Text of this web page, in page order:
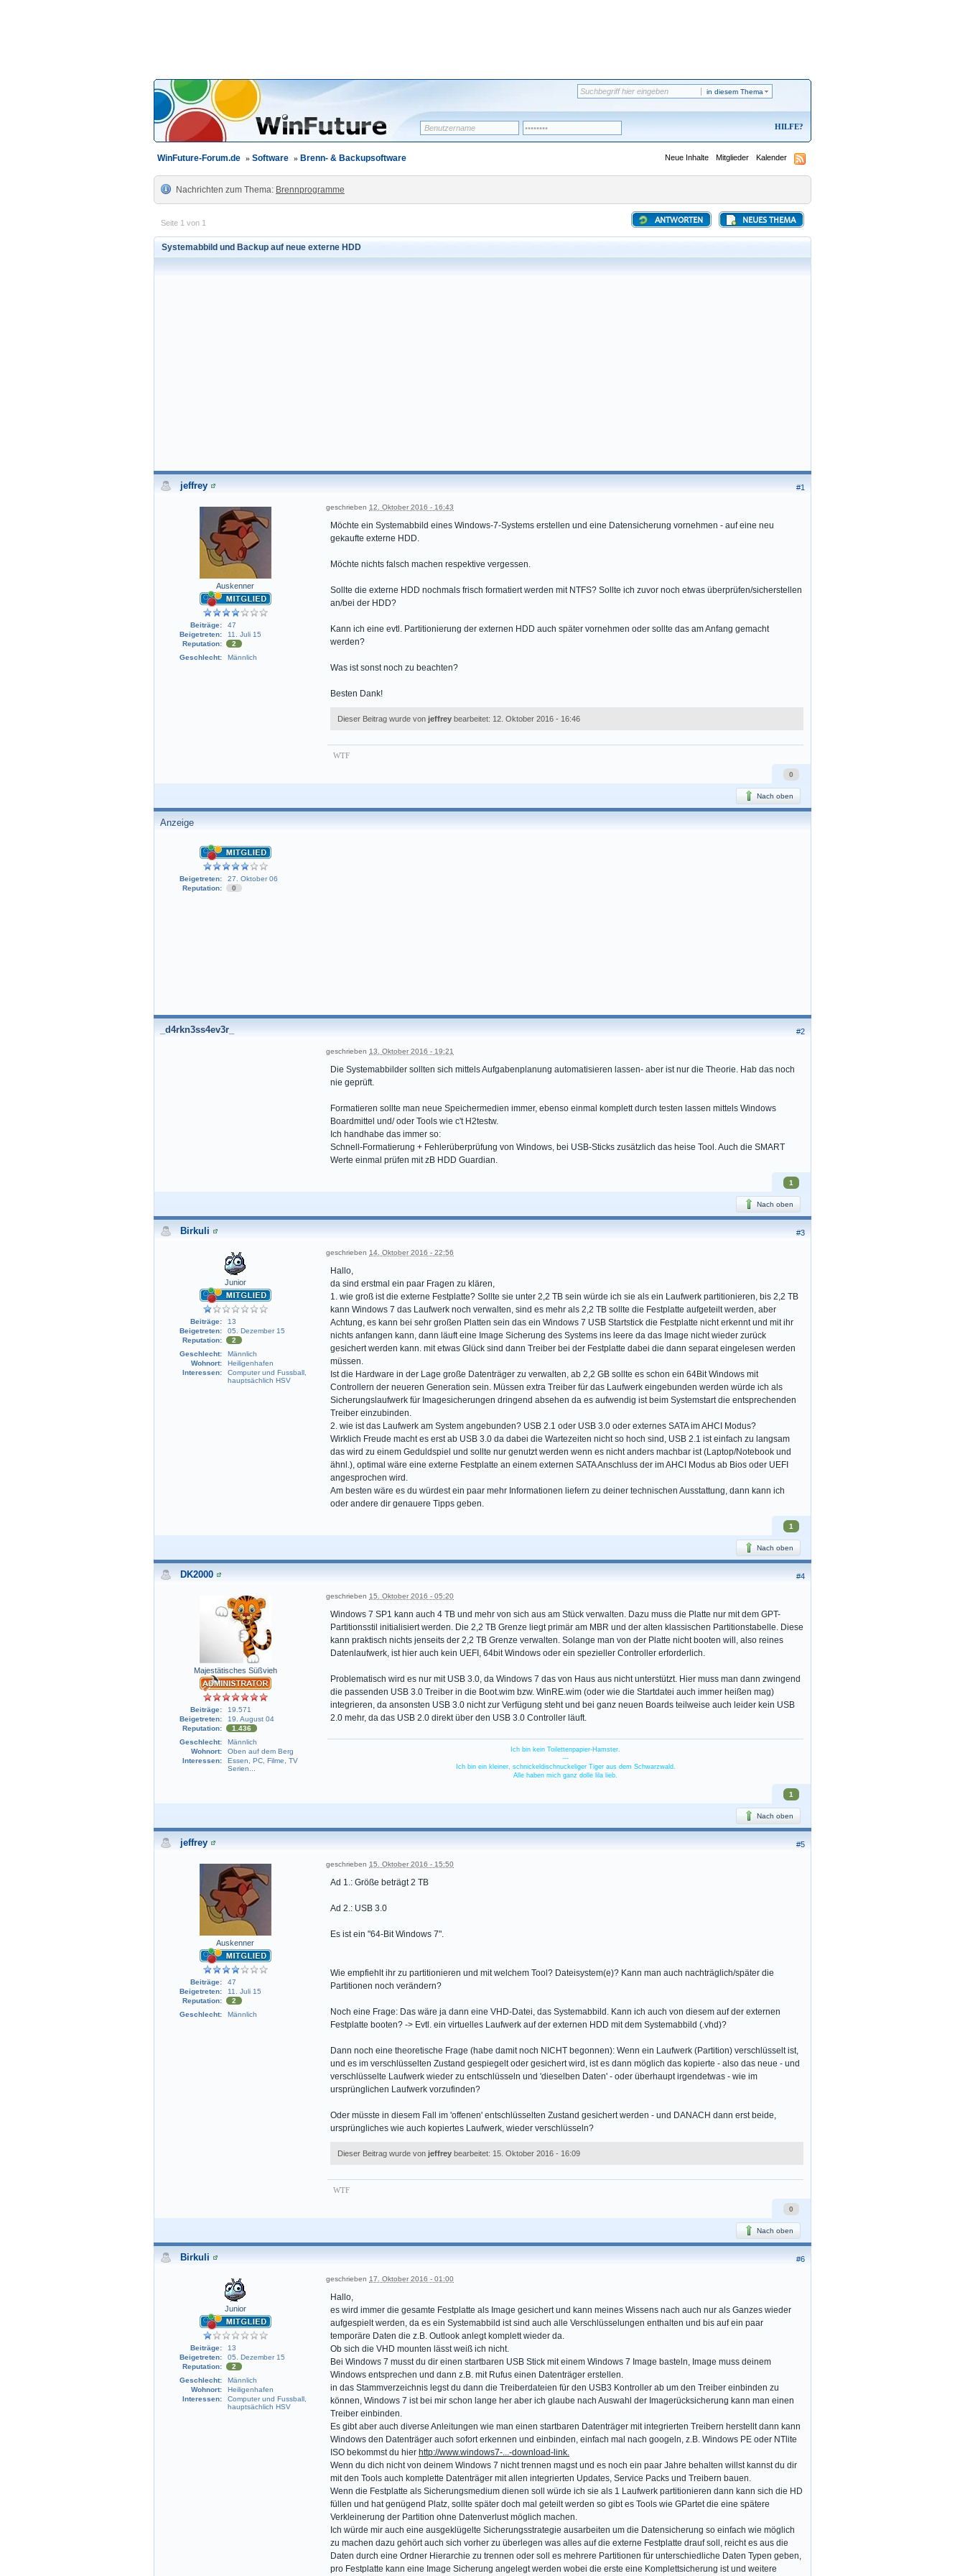
in diesem Thema
HILFE
WinFuture-Forum.de » Software » Brenn- & Backupsoftware Neue Inhalte Mitglieder Kalender
Nachrichten zum Thema: Brennprogramme
Seite 1 von 1 NEUES THEMA
ANTWORTEN
Systemabbild und Backup auf neue externe HDD
#1
jeffrey
Auskenner
Beiträge:
47
Beigetreten:
11. Juli 15
Reputation:
2
Geschlecht:
Männlich
geschrieben 12. Oktober 2016 - 16:43
Möchte ein Systemabbild eines Windows-7-Systems erstellen und eine Datensicherung vornehmen - auf eine neu
gekaufte externe HDD.
Möchte nichts falsch machen respektive vergessen.
Sollte die externe HDD nochmals frisch formatiert werden mit NTFS? Sollte ich zuvor noch etwas überprüfen/sicherstellen
an/bei der HDD?
Kann ich eine evtl. Partitionierung der externen HDD auch später vornehmen oder sollte das am Anfang gemacht
werden?
Was ist sonst noch zu beachten?
Besten Dank!
Dieser Beitrag wurde von jeffrey bearbeitet: 12. Oktober 2016 - 16:46
WTF
0
Nach oben
Anzeige
Beigetreten:
27. Oktober 06
Reputation:
0
#2
_d4rkn3ss4ev3r_
geschrieben 13. Oktober 2016 - 19:21
Die Systemabbilder sollten sich mittels Aufgabenplanung automatisieren lassen- aber ist nur die Theorie. Hab das noch
nie geprüft.
Formatieren sollte man neue Speichermedien immer, ebenso einmal komplett durch testen lassen mittels Windows
Boardmittel und/ oder Tools wie c't H2testw.
Ich handhabe das immer so:
Schnell-Formatierung + Fehlerüberprüfung von Windows, bei USB-Sticks zusätzlich das heise Tool. Auch die SMART
Werte einmal prüfen mit zB HDD Guardian.
1
Nach oben
#3
Birkuli
Junior
Beiträge:
13
Beigetreten:
05. Dezember 15
Reputation:
2
Geschlecht:
Männlich
Wohnort:
Heiligenhafen
Interessen:
Computer und Fussball,
hauptsächlich HSV
geschrieben 14. Oktober 2016 - 22:56
Hallo,
da sind erstmal ein paar Fragen zu klären,
1. wie groß ist die externe Festplatte? Sollte sie unter 2,2 TB sein würde ich sie als ein Laufwerk partitionieren, bis 2,2 TB
kann Windows 7 das Laufwerk noch verwalten, sind es mehr als 2,2 TB sollte die Festplatte aufgeteilt werden, aber
Achtung, es kann bei sehr großen Platten sein das ein Windows 7 USB Startstick die Festplatte nicht erkennt und mit ihr
nichts anfangen kann, dann läuft eine Image Sicherung des Systems ins leere da das Image nicht wieder zurück
gesichert werden kann. mit etwas Glück sind dann Treiber bei der Festplatte dabei die dann separat eingelesen werden
müssen.
Ist die Hardware in der Lage große Datenträger zu verwalten, ab 2,2 GB sollte es schon ein 64Bit Windows mit
Controllern der neueren Generation sein. Müssen extra Treiber für das Laufwerk eingebunden werden würde ich als
Sicherungslaufwerk für Imagesicherungen dringend absehen da es aufwendig ist beim Systemstart die entsprechenden
Treiber einzubinden.
2. wie ist das Laufwerk am System angebunden? USB 2.1 oder USB 3.0 oder externes SATA im AHCI Modus?
Wirklich Freude macht es erst ab USB 3.0 da dabei die Wartezeiten nicht so hoch sind, USB 2.1 ist einfach zu langsam
das wird zu einem Geduldspiel und sollte nur genutzt werden wenn es nicht anders machbar ist (Laptop/Notebook und
ähnl.), optimal wäre eine externe Festplatte an einem externen SATA Anschluss der im AHCI Modus ab Bios oder UEFI
angesprochen wird.
Am besten wäre es du würdest ein paar mehr Informationen liefern zu deiner technischen Ausstattung, dann kann ich
oder andere dir genauere Tipps geben.
1
Nach oben
#4
DK2000
Majestätisches Süßvieh
Beiträge:
19.571
Beigetreten:
19. August 04
Reputation:
1.436
Geschlecht:
Männlich
Wohnort:
Oben auf dem Berg
Interessen:
Essen, PC, Filme, TV
Serien...
geschrieben 15. Oktober 2016 - 05:20
Windows 7 SP1 kann auch 4 TB und mehr von sich aus am Stück verwalten. Dazu muss die Platte nur mit dem GPT-
Partitionsstil initialisiert werden. Die 2,2 TB Grenze liegt primär am MBR und der alten klassischen Partitionstabelle. Diese
kann praktisch nichts jenseits der 2,2 TB Grenze verwalten. Solange man von der Platte nicht booten will, also reines
Datenlaufwerk, ist hier auch kein UEFI, 64bit Windows oder ein spezieller Controller erforderlich.
Problematisch wird es nur mit USB 3.0, da Windows 7 das von Haus aus nicht unterstützt. Hier muss man dann zwingend
die passenden USB 3.0 Treiber in die Boot.wim bzw. WinRE.wim (oder wie die Startdatei auch immer heißen mag)
integrieren, da ansonsten USB 3.0 nicht zur Verfügung steht und bei ganz neuen Boards teilweise auch leider kein USB
2.0 mehr, da das USB 2.0 direkt über den USB 3.0 Controller läuft.
Ich bin kein Toilettenpapier-Hamster.
---
Ich bin ein kleiner, schnickeldischnuckeliger Tiger aus dem Schwarzwald.
Alle haben mich ganz dolle lila lieb.
1
Nach oben
#5
jeffrey
Auskenner
Beiträge:
47
Beigetreten:
11. Juli 15
Reputation:
2
Geschlecht:
Männlich
geschrieben 15. Oktober 2016 - 15:50
Ad 1.: Größe beträgt 2 TB
Ad 2.: USB 3.0
Es ist ein "64-Bit Windows 7".
Wie empfiehlt ihr zu partitionieren und mit welchem Tool? Dateisystem(e)? Kann man auch nachträglich/später die
Partitionen noch verändern?
Noch eine Frage: Das wäre ja dann eine VHD-Datei, das Systemabbild. Kann ich auch von diesem auf der externen
Festplatte booten? -> Evtl. ein virtuelles Laufwerk auf der externen HDD mit dem Systemabbild (.vhd)?
Dann noch eine theoretische Frage (habe damit noch NICHT begonnen): Wenn ein Laufwerk (Partition) verschlüsselt ist,
und es im verschlüsselten Zustand gespiegelt oder gesichert wird, ist es dann möglich das kopierte - also das neue - und
verschlüsselte Laufwerk wieder zu entschlüsseln und 'dieselben Daten' - oder überhaupt irgendetwas - wie im
ursprünglichen Laufwerk vorzufinden?
Oder müsste in diesem Fall im 'offenen' entschlüsselten Zustand gesichert werden - und DANACH dann erst beide,
ursprüngliches wie auch kopiertes Laufwerk, wieder verschlüsseln?
Dieser Beitrag wurde von jeffrey bearbeitet: 15. Oktober 2016 - 16:09
WTF
0
Nach oben
#6
Birkuli
Junior
Beiträge:
13
Beigetreten:
05. Dezember 15
Reputation:
2
Geschlecht:
Männlich
Wohnort:
Heiligenhafen
Interessen:
Computer und Fussball,
hauptsächlich HSV
geschrieben 17. Oktober 2016 - 01:00
Hallo,
es wird immer die gesamte Festplatte als Image gesichert und kann meines Wissens nach auch nur als Ganzes wieder
aufgespielt werden, da es ein Systemabbild ist sind auch alle Verschlüsselungen enthalten und bis auf ein paar
temporäre Daten die z.B. Outlook anlegt komplett wieder da.
Ob sich die VHD mounten lässt weiß ich nicht.
Bei Windows 7 musst du dir einen startbaren USB Stick mit einem Windows 7 Image basteln, Image muss deinem
Windows entsprechen und dann z.B. mit Rufus einen Datenträger erstellen.
in das Stammverzeichnis legst du dann die Treiberdateien für den USB3 Kontroller ab um den Treiber einbinden zu
können, Windows 7 ist bei mir schon lange her aber ich glaube nach Auswahl der Imagerücksicherung kann man einen
Treiber einbinden.
Es gibt aber auch diverse Anleitungen wie man einen startbaren Datenträger mit integrierten Treibern herstellt dann kann
Windows den Datenträger auch sofort erkennen und einbinden, einfach mal nach googeln, z.B. Windows PE oder NTlite
ISO bekommst du hier http://www.windows7-...-download-link.
Wenn du dich nicht von deinem Windows 7 nicht trennen magst und es noch ein paar Jahre behalten willst kannst du dir
mit den Tools auch komplette Datenträger mit allen integrierten Updates, Service Packs und Treibern bauen.
Wenn die Festplatte als Sicherungsmedium dienen soll würde ich sie als 1 Laufwerk partitionieren dann kann sich die HD
füllen und hat genügend Platz, sollte später doch mal geteilt werden so gibt es Tools wie GPartet die eine spätere
Verkleinerung der Partition ohne Datenverlust möglich machen.
Ich würde mir auch eine ausgeklügelte Sicherungsstrategie ausarbeiten um die Datensicherung so einfach wie möglich
zu machen dazu gehört auch sich vorher zu überlegen was alles auf die externe Festplatte drauf soll, reicht es aus die
Daten durch eine Ordner Hierarchie zu trennen oder soll es mehrere Partitionen für unterschiedliche Daten Typen geben,
pro Festplatte kann eine Image Sicherung angelegt werden wobei die erste eine Komplettsicherung ist und weitere